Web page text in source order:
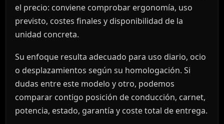
el precio: conviene comprobar ergonomía, uso
previsto, costes finales y disponibilidad de la
unidad concreta.
Su enfoque resulta adecuado para uso diario, ocio
o desplazamientos según su homologación. Si
dudas entre este modelo y otro, podemos
comparar contigo posición de conducción, carnet,
potencia, estado, garantía y coste total de entrega.